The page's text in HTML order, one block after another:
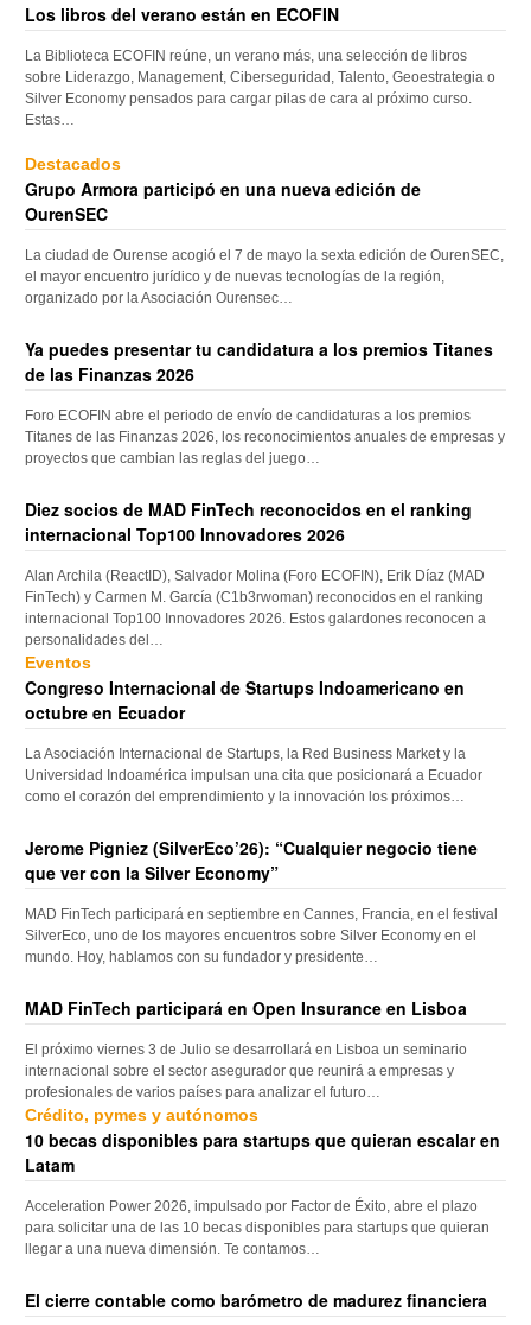
Los libros del verano están en ECOFIN
La Biblioteca ECOFIN reúne, un verano más, una selección de libros
sobre Liderazgo, Management, Ciberseguridad, Talento, Geoestrategia o
Silver Economy pensados para cargar pilas de cara al próximo curso.
Estas…
Destacados
Grupo Armora participó en una nueva edición de
OurenSEC
La ciudad de Ourense acogió el 7 de mayo la sexta edición de OurenSEC,
el mayor encuentro jurídico y de nuevas tecnologías de la región,
organizado por la Asociación Ourensec…
Ya puedes presentar tu candidatura a los premios Titanes
de las Finanzas 2026
Foro ECOFIN abre el periodo de envío de candidaturas a los premios
Titanes de las Finanzas 2026, los reconocimientos anuales de empresas y
proyectos que cambian las reglas del juego…
Diez socios de MAD FinTech reconocidos en el ranking
internacional Top100 Innovadores 2026
Alan Archila (ReactID), Salvador Molina (Foro ECOFIN), Erik Díaz (MAD
FinTech) y Carmen M. García (C1b3rwoman) reconocidos en el ranking
internacional Top100 Innovadores 2026. Estos galardones reconocen a
personalidades del…
Eventos
Congreso Internacional de Startups Indoamericano en
octubre en Ecuador
La Asociación Internacional de Startups, la Red Business Market y la
Universidad Indoamérica impulsan una cita que posicionará a Ecuador
como el corazón del emprendimiento y la innovación los próximos…
Jerome Pigniez (SilverEco’26): “Cualquier negocio tiene
que ver con la Silver Economy”
MAD FinTech participará en septiembre en Cannes, Francia, en el festival
SilverEco, uno de los mayores encuentros sobre Silver Economy en el
mundo. Hoy, hablamos con su fundador y presidente…
MAD FinTech participará en Open Insurance en Lisboa
El próximo viernes 3 de Julio se desarrollará en Lisboa un seminario
internacional sobre el sector asegurador que reunirá a empresas y
profesionales de varios países para analizar el futuro…
Crédito, pymes y autónomos
10 becas disponibles para startups que quieran escalar en
Latam
Acceleration Power 2026, impulsado por Factor de Éxito, abre el plazo
para solicitar una de las 10 becas disponibles para startups que quieran
llegar a una nueva dimensión. Te contamos…
El cierre contable como barómetro de madurez financiera